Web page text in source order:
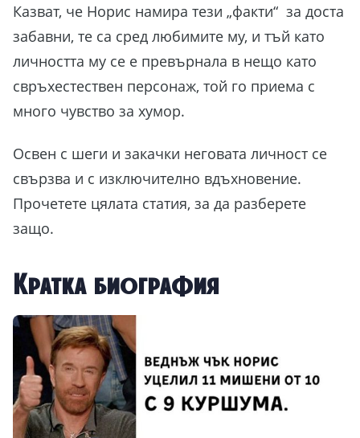
Казват, че Норис намира тези „факти“ за доста
забавни, те са сред любимите му, и тъй като
личността му се е превърнала в нещо като
свръхестествен персонаж, той го приема с
много чувство за хумор.
Освен с шеги и закачки неговата личност се
свързва и с изключително вдъхновение.
Прочетете цялата статия, за да разберете
защо.
Кратка биография